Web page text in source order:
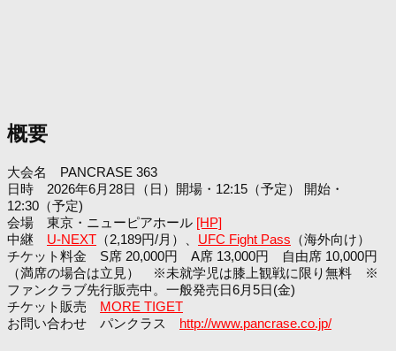
概要
大会名 PANCRASE 363
日時 2026年6月28日（日）開場・12:15（予定） 開始・
12:30（予定)
会場 東京・ニューピアホール [HP]
中継 U-NEXT （2,189円/月）、 UFC Fight Pass （海外向け）
チケット料金 S席 20,000円 A席 13,000円 自由席 10,000円
（満席の場合は立見） ※未就学児は膝上観戦に限り無料 ※
ファンクラブ先行販売中。一般発売日6月5日(金)
チケット販売 MORE TIGET
お問い合わせ パンクラス http://www.pancrase.co.jp/